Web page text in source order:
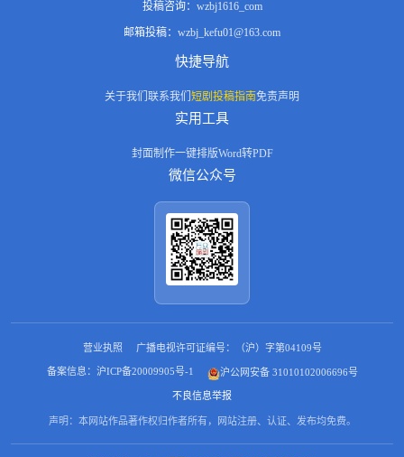
近在眼前，一场车祸骤然击碎一
切，陆时衍救人离世，沈星晚独
无人见证的婚礼，春日心动终留
投稿咨询： wzbj1616_com
邮箱投稿： wzbj_kefu01@163.com
快捷导航
关于我们 联系我们 短剧投稿指南免责声明
实用工具
封面制作一键排版Word转PDF
微信公众号
营业执照 广播电视许可证编号：（沪）字第04109号
备案信息：沪ICP备20009905号-1 沪公网安备 31010102006696号
不良信息举报
声明：本网站作品著作权归作者所有，网站注册、认证、发布均免费。